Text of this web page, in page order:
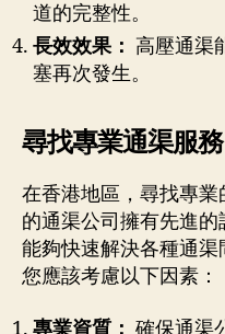
道的完整性。
長效效果： 高壓通渠
塞再次發生。
尋找專業通渠服務
在香港地區，尋找專
的通渠公司擁有先進的
能夠快速解決各種通渠
您應該考慮以下因素：
專業資質： 確保通渠